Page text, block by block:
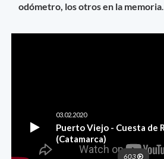
odómetro, los otros en la memoria.